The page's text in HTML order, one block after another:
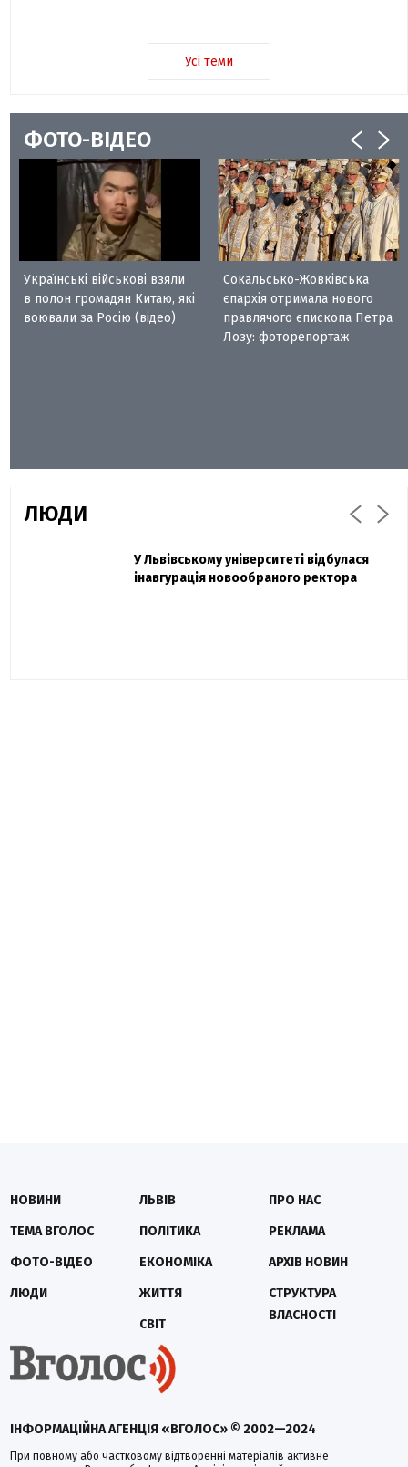
Усі теми
ФОТО-ВІДЕО
Українські військові взяли
в полон громадян Китаю, які
воювали за Росію (відео)
Сокальсько-Жовківська
єпархія отримала нового
правлячого єпископа Петра
Лозу: фоторепортаж
ЛЮДИ
Павло Дак
Захисник "Азовсталі" Діанов вдруге
одружився та показав фото з весілля
У Львівському університеті відбулася
інавгурація новообраного ректора
ІНФОРМАЦІЙНА АГЕНЦІЯ «ВГОЛОС» © 2002—2024
При повному або частковому відтворенні матеріалів активне
НОВИНИ
ТЕМА ВГОЛОС
ФОТО-ВІДЕО
ЛЮДИ
ЛЬВІВ
ПОЛІТИКА
ЕКОНОМІКА
ЖИТТЯ
СВІТ
ПРО НАС
РЕКЛАМА
АРХІВ НОВИН
СТРУКТУРА
ВЛАСНОСТІ